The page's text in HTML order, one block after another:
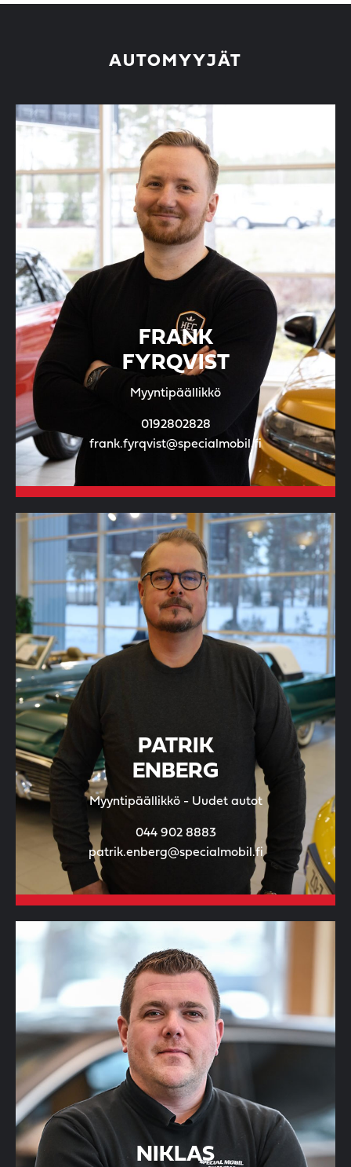
AUTOMYYJÄT
FRANK
FYRQVIST
Myyntipäällikkö
0192802828
frank.fyrqvist@specialmobil.fi
PATRIK
ENBERG
Myyntipäällikkö - Uudet autot
044 902 8883
patrik.enberg@specialmobil.fi
NIKLAS